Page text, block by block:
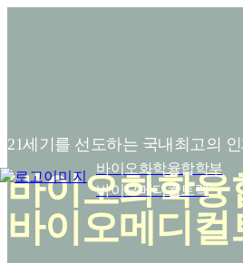
바이오화학융합학부
바이오메디컬트랙
21세기를 선도하는 국내최고의
바이오화학융
바이오메디컬